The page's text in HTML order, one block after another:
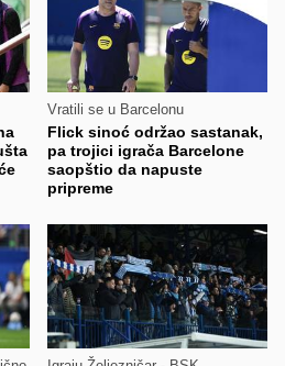
Vratili se u Barcelonu
Flick sinoć održao sastanak,
pa trojici igrača Barcelone
saopštio da napuste
pripreme